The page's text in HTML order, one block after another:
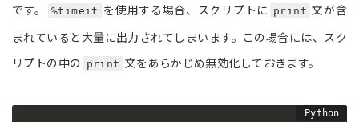
です。 %timeit を使用する場合、スクリプトに print 文が含
まれていると大量に出力されてしまいます。この場合には、スク
リプトの中の print 文をあらかじめ無効化しておきます。